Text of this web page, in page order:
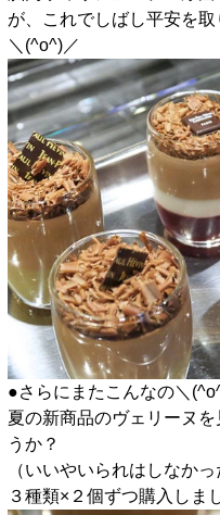
が、これでしばし平安を
＼(^o^)／
●さらにまたこんなの＼
夏の新商品のヴェリーヌ
うか？
（いいやいられはしなかっ
３種類×２個ずつ購入しま